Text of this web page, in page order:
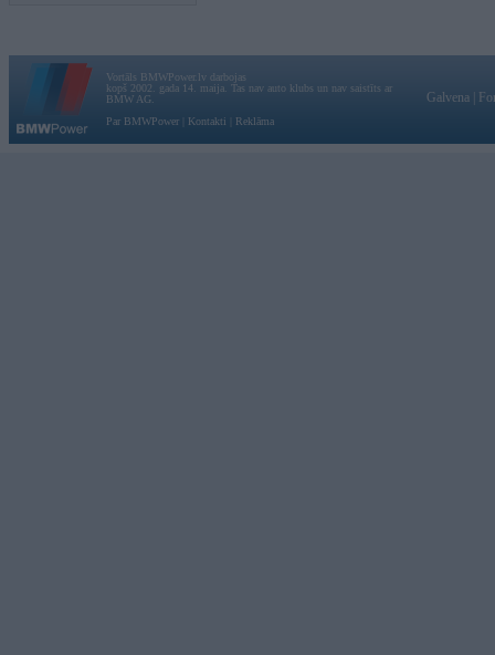
Vortāls BMWPower.lv darbojas
kopš 2002. gada 14. maija. Tas nav auto klubs un nav saistīts ar
BMW AG.
Par BMWPower
Kontakti Reklāma
Galvena